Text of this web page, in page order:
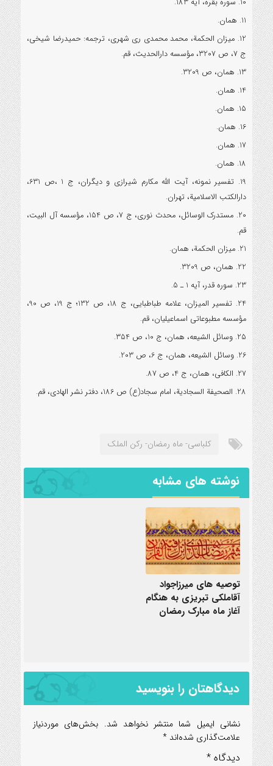
11. همان.
12. میزان الحکمة، محمد محمدی ری شهری، ترجمه: حمیدرضا شیخی،
ج 7، ص 3207، مؤسسه دارالحدیث، قم.
13. همان، ص 3209.
14. همان.
15. همان.
16. همان.
17. همان.
18. همان.
19. تفسیر نمونه، آیت الله مکارم شیرازی و دیگران، ج 1 ،ص 631،
دارالکتب الاسلامیة، تهران.
20. مستدرک الوسائل، محدث نوری، ج 7، ص 154، مؤسسه آل البیت،
قم.
21. میزان الحکمة، همان.
22. همان، ص 3209.
23. سوره قدر، آیه 1 ـ 5.
24. تفسیر المیزان، علامه طباطبایی، ج 18، ص 132؛ ج 19، ص 90،
مؤسسه مطبوعاتی اسماعیلیان، قم.
25. وسائل الشیعه، همان، ج 10، ص 354.
26. وسائل الشیعه، همان، ج 6، ص 203.
27. الکافی، همان، ج 4، ص 87.
28. الصحیفة السجادیة، امام سجاد(ع) ص 186، دفتر نشر الهادی، قم.
کلباسی- ماه رمضان- رکن الملک
نوشته های مشابه
توصیه های میرزاجواد
آقاملکی تبریزی به هنگام
آغاز ماه مبارک رمضان
دیدگاهتان را بنویسید
نشانی ایمیل شما منتشر نخواهد شد. بخش‌های موردنیاز
علامت‌گذاری شده‌اند *
دیدگاه *